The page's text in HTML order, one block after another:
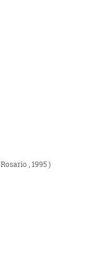
, 1995 )